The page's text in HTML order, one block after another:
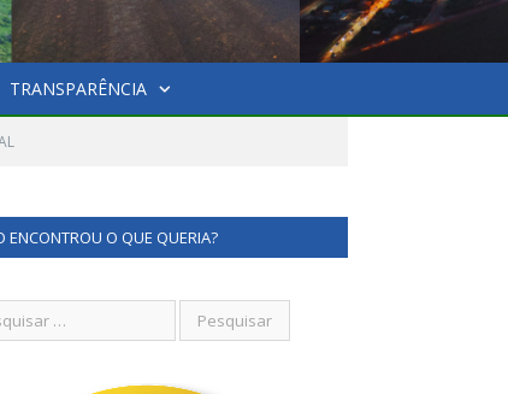
TRANSPARÊNCIA
ENCONTROU O QUE QUERIA?